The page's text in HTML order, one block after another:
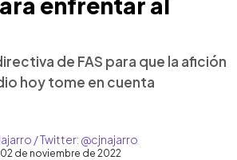
de FAS para que la afición
hoy tome en cuenta
/ Twitter: @cjnajarro
de noviembre de 2022